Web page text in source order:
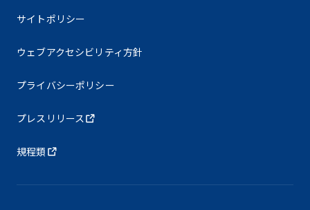
サイトポリシー
ウェブアクセシビリティ方針
プライバシーポリシー
プレスリリース
規程類